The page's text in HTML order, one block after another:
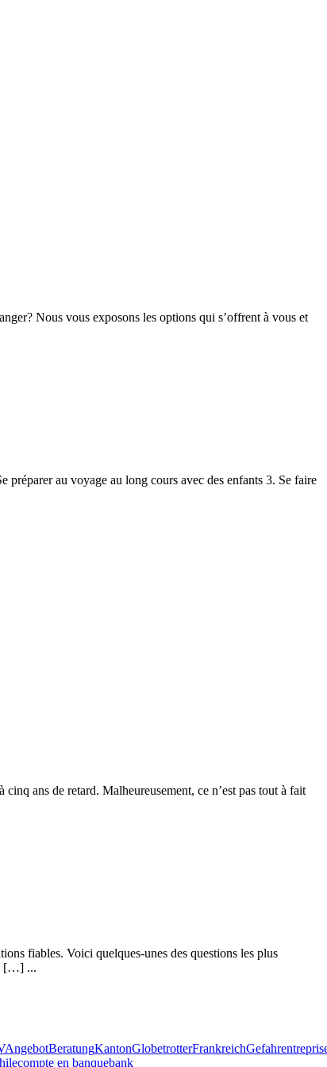
Nous vous exposons les options qui s’offrent à vous et
au voyage au long cours avec des enfants 3. Se faire
ans de retard. Malheureusement, ce n’est pas tout à fait
fiables. Voici quelques-unes des questions les plus
[…] ...
AngebotBeratungKantonGlobetrotterFrankreichGefahr
compte en banquebank